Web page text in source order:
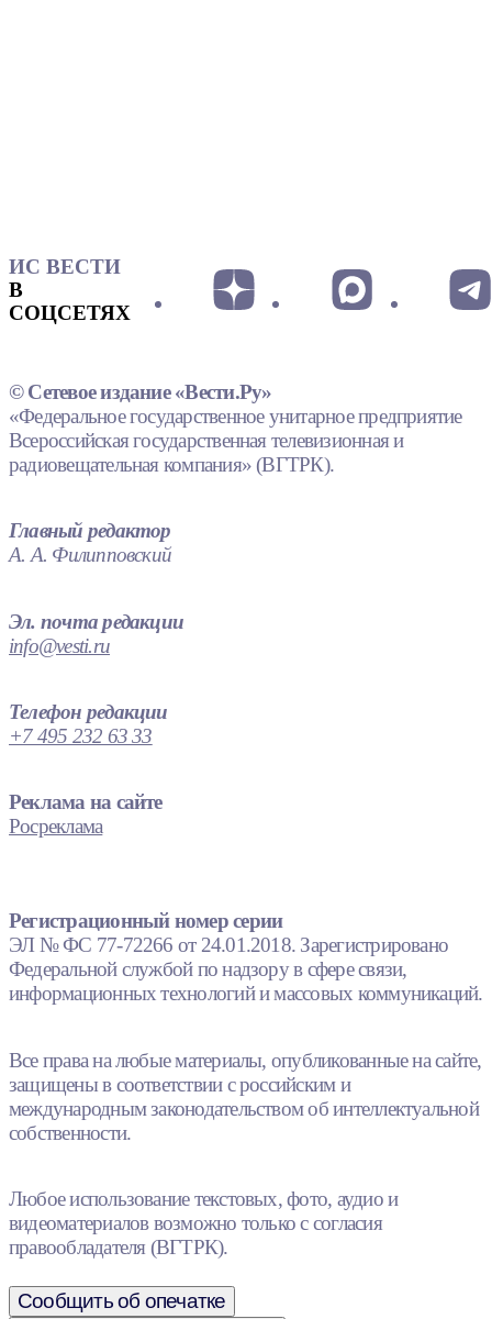
ИС ВЕСТИ
В
СОЦСЕТЯХ
© Сетевое издание «Вести.Ру»
«Федеральное государственное унитарное предприятие
Всероссийская государственная телевизионная и
радиовещательная компания» (ВГТРК).
Главный редактор
А. А. Филипповский
Эл. почта редакции
info@vesti.ru
Телефон редакции
+7 495 232 63 33
Реклама на сайте
Росреклама
Регистрационный номер серии
ЭЛ № ФС 77-72266 от 24.01.2018. Зарегистрировано
Федеральной службой по надзору в сфере связи,
информационных технологий и массовых коммуникаций.
Все права на любые материалы, опубликованные на сайте,
защищены в соответствии с российским и
международным законодательством об интеллектуальной
собственности.
Любое использование текстовых, фото, аудио и
видеоматериалов возможно только с согласия
правообладателя (ВГТРК).
Сообщить об опечатке